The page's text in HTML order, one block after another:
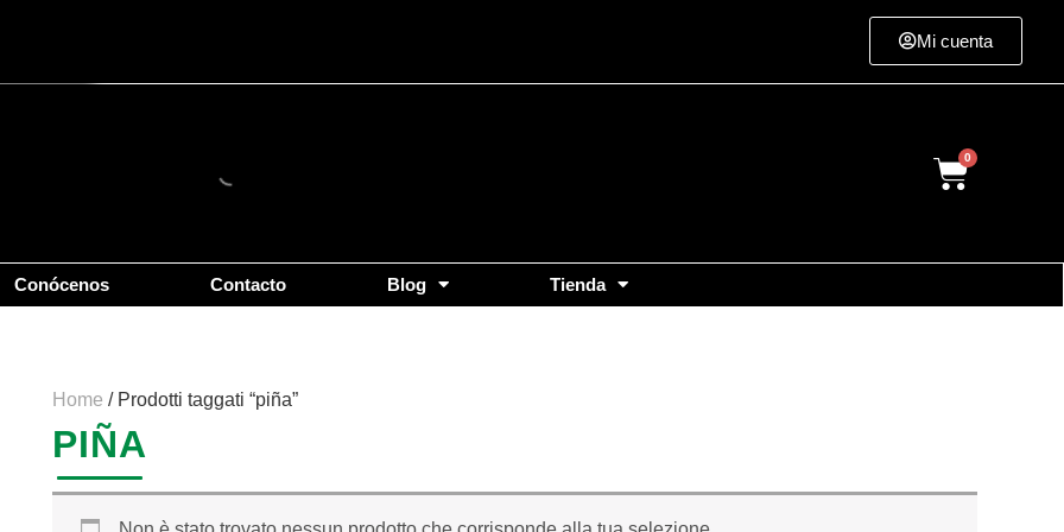
Mi cuenta
Cart
Conócenos Contacto Blog Tienda
Home / Prodotti taggati “piña”
PIÑA